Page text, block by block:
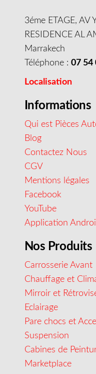
3éme ETAGE, AV
RESIDENCE AL
Marrakech
Téléphone : 07 54
Localisation
Informations
Qui est Pièces
Blog
Contactez Nous
CGV
Mentions légales
Facebook
YouTube
Application
Nos Produits
Carrosserie Avant
Chauffage et
Mirroir et
Eclairage
Pare chocs et
Suspension
Cabines de
Marketplace